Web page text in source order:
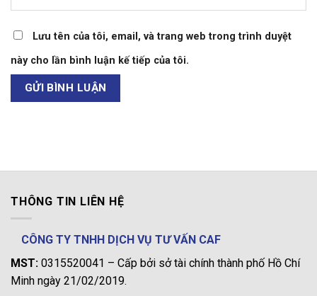
Lưu tên của tôi, email, và trang web trong trình duyệt
này cho lần bình luận kế tiếp của tôi.
THÔNG TIN LIÊN HỆ
CÔNG TY TNHH DỊCH VỤ TƯ VẤN CAF
MST: 0315520041 – Cấp bởi sở tài chính thành phố Hồ Chí
Minh ngày 21/02/2019.